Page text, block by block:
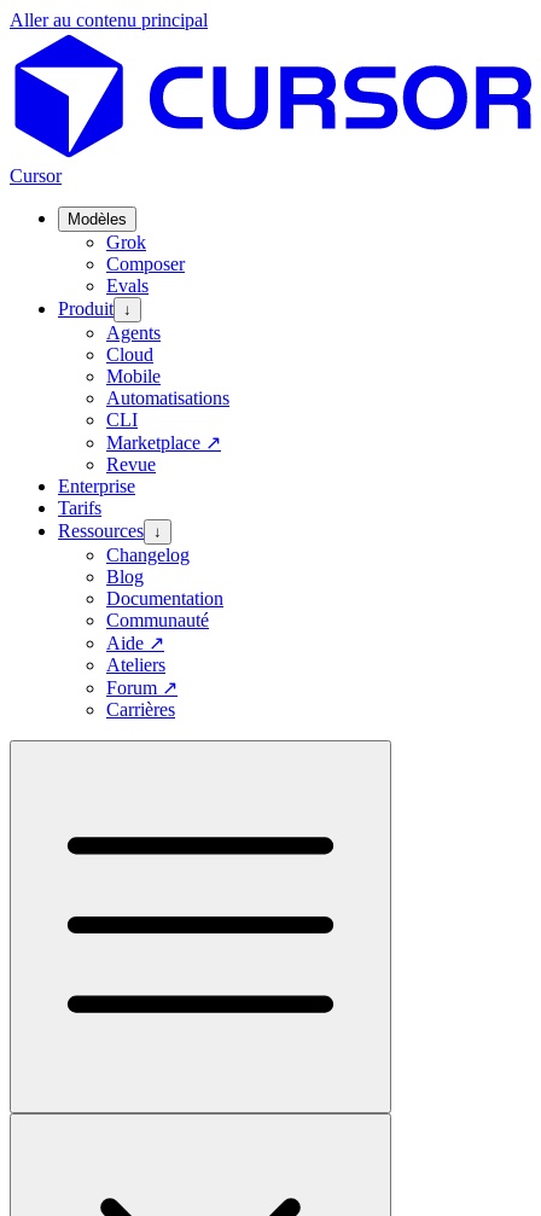
Aller au contenu principal
Cursor
Modèles
Grok
Composer
Evals
Produit ↓
Agents
Cloud
Mobile
Automatisations
CLI
Marketplace ↗
Revue
Enterprise
Tarifs
Ressources ↓
Changelog
Blog
Documentation
Communauté
Aide ↗
Ateliers
Forum ↗
Carrières